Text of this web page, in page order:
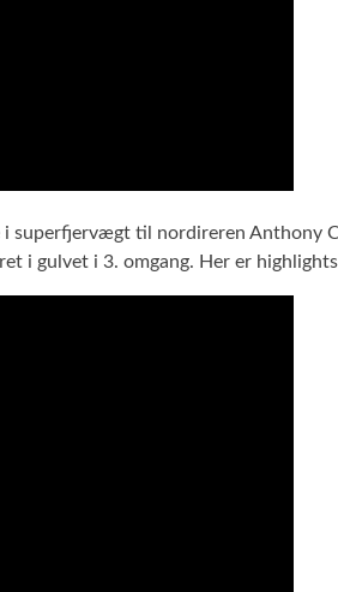
superfjervægt til nordireren Anthony
i gulvet i 3. omgang. Her er